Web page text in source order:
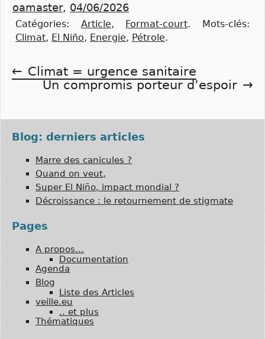
oamaster, 04/06/2026
Catégories: Article, Format-court. Mots-clés:
Climat, El Niño, Energie, Pétrole.
Navigation
l’article
Climat = urgence sanitaire
Un compromis porteur d’espoir
Blog: derniers articles
Marre des canicules ?
Quand on veut,
Super El Niño, impact mondial ?
Décroissance : le retournement de stigmate
Pages
A propos…
Documentation
Agenda
Blog
Liste des Articles
veille.eu
.. et plus
Thématiques